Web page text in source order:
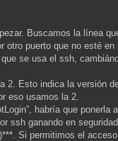
Buscamos la línea
otro puerto que no esté en
se usa el ssh,
2. Esto indica la versión
eso usamos la 2.
habría que ponerla
ssh ganando en
Si permitimos el